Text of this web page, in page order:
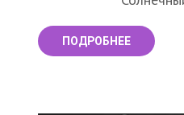
ПОДРОБНЕЕ